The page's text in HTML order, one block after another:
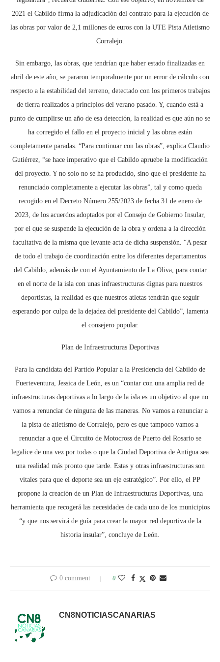
2021 el Cabildo firma la adjudicación del contrato para la ejecución de
las obras por valor de 2,1 millones de euros con la UTE Pista Atletismo
Corralejo.
Sin embargo, las obras, que tendrían que haber estado finalizadas en
abril de este año, se pararon temporalmente por un error de cálculo con
respecto a la estabilidad del terreno, detectado con los primeros trabajos
de tierra realizados a principios del verano pasado. Y, cuando está a
punto de cumplirse un año de esa detección, la realidad es que aún no se
ha corregido el fallo en el proyecto inicial y las obras están
completamente paradas. “Para continuar con las obras”, explica Claudio
Gutiérrez, “se hace imperativo que el Cabildo apruebe la modificación
del proyecto. Y no solo no se ha producido, sino que el presidente ha
renunciado completamente a ejecutar las obras”, tal y como queda
recogido en el Decreto Número 255/2023 de fecha 31 de enero de
2023, de los acuerdos adoptados por el Consejo de Gobierno Insular,
por el que se suspende la ejecución de la obra y ordena a la dirección
facultativa de la misma que levante acta de dicha suspensión. “A pesar
de todo el trabajo de coordinación entre los diferentes departamentos
del Cabildo, además de con el Ayuntamiento de La Oliva, para contar
en el norte de la isla con unas infraestructuras dignas para nuestros
deportistas, la realidad es que nuestros atletas tendrán que seguir
esperando por culpa de la dejadez del presidente del Cabildo”, lamenta
el consejero popular.
Plan de Infraestructuras Deportivas
Para la candidata del Partido Popular a la Presidencia del Cabildo de
Fuerteventura, Jessica de León, es un “contar con una amplia red de
infraestructuras deportivas a lo largo de la isla es un objetivo al que no
vamos a renunciar de ninguna de las maneras. No vamos a renunciar a
la pista de atletismo de Corralejo, pero es que tampoco vamos a
renunciar a que el Circuito de Motocross de Puerto del Rosario se
legalice de una vez por todas o que la Ciudad Deportiva de Antigua sea
una realidad más pronto que tarde. Estas y otras infraestructuras son
vitales para que el deporte sea un eje estratégico”. Por ello, el PP
propone la creación de un Plan de Infraestructuras Deportivas, una
herramienta que recogerá las necesidades de cada uno de los municipios
“y que nos servirá de guía para crear la mayor red deportiva de la
historia insular”, concluye de León.
0 comment 0
CN8NOTICIASCANARIAS